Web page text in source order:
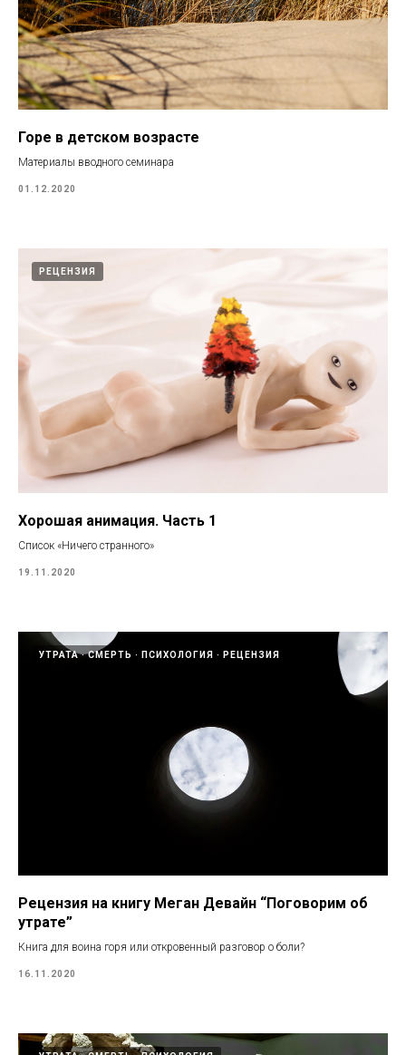
Горе в детском возрасте
Материалы вводного семинара
01.12.2020
РЕЦЕНЗИЯ
Хорошая анимация. Часть 1
Список «Ничего странного»
19.11.2020
УТРАТА СМЕРТЬ ПСИХОЛОГИЯ РЕЦЕНЗИЯ
Рецензия на книгу Меган Девайн “Поговорим об
утрате”
Книга для воина горя или откровенный разговор о боли?
16.11.2020